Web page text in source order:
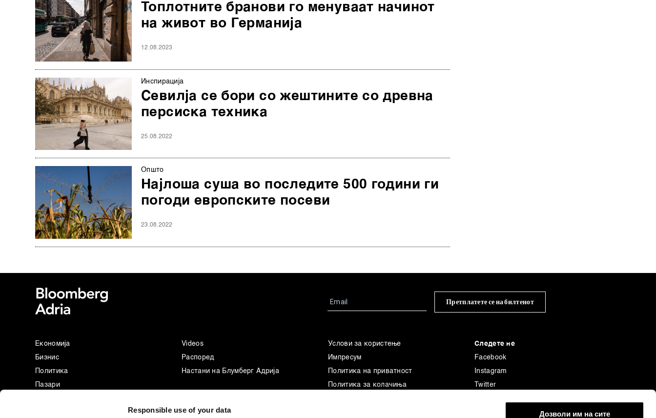
Responsible use of your data Дозволи им на сите
Toплотните бранови го менуваат начинот
на живот во Германија
12.08.2023
Инспирација
Севилја се бори со жештините со древна
персиска техника
25.08.2022
Општо
Најлоша суша во последите 500 години ги
погоди европските посеви
23.08.2022
Претплатете се на билтенот
Економија
Бизнис
Политика
Пазари
Videos
Распоред
Настани на Блумберг Адрија
Услови за користење
Импресум
Политика на приватност
Политика за колачиња
Следете не
Facebook
Instagram
Twitter